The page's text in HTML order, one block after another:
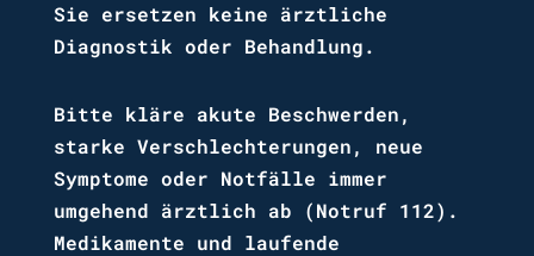
Sie ersetzen keine ärztliche
Diagnostik oder Behandlung.
Bitte kläre akute Beschwerden,
starke Verschlechterungen, neue
Symptome oder Notfälle immer
umgehend ärztlich ab (Notruf 112).
Medikamente und laufende